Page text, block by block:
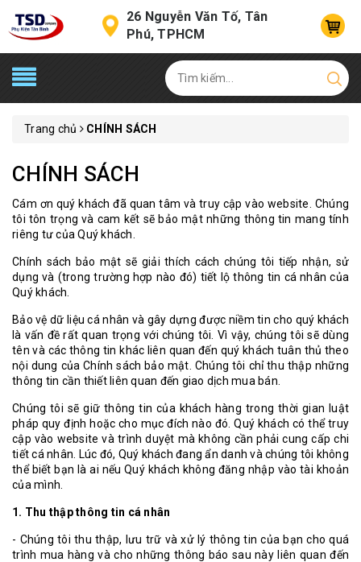
26 Nguyễn Văn Tố, Tân
Phú, TPHCM
Trang chủ CHÍNH SÁCH
CHÍNH SÁCH
Cám ơn quý khách đã quan tâm và truy cập vào website. Chúng
tôi tôn trọng và cam kết sẽ bảo mật những thông tin mang tính
riêng tư của Quý khách.
Chính sách bảo mật sẽ giải thích cách chúng tôi tiếp nhận, sử
dụng và (trong trường hợp nào đó) tiết lộ thông tin cá nhân của
Quý khách.
Bảo vệ dữ liệu cá nhân và gây dựng được niềm tin cho quý khách
là vấn đề rất quan trọng với chúng tôi. Vì vậy, chúng tôi sẽ dùng
tên và các thông tin khác liên quan đến quý khách tuân thủ theo
nội dung của Chính sách bảo mật. Chúng tôi chỉ thu thập những
thông tin cần thiết liên quan đến giao dịch mua bán.
Chúng tôi sẽ giữ thông tin của khách hàng trong thời gian luật
pháp quy định hoặc cho mục đích nào đó. Quý khách có thể truy
cập vào website và trình duyệt mà không cần phải cung cấp chi
tiết cá nhân. Lúc đó, Quý khách đang ẩn danh và chúng tôi không
thể biết bạn là ai nếu Quý khách không đăng nhập vào tài khoản
của mình.
1. Thu thập thông tin cá nhân
- Chúng tôi thu thập, lưu trữ và xử lý thông tin của bạn cho quá
trình mua hàng và cho những thông báo sau này liên quan đến